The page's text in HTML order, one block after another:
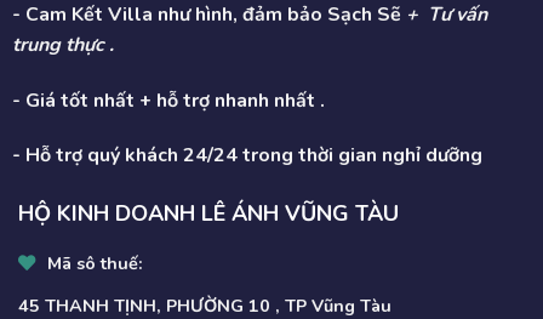
- Cam Kết Villa như hình, đảm bảo Sạch Sẽ + Tư vấn
trung thực .
- Giá tốt nhất + hỗ trợ nhanh nhất .
- Hỗ trợ quý khách 24/24 trong thời gian nghỉ dưỡng
HỘ KINH DOANH LÊ ÁNH VŨNG TÀU
Mã sô thuế:
45 THANH TỊNH, PHƯỜNG 10 , TP Vũng Tàu